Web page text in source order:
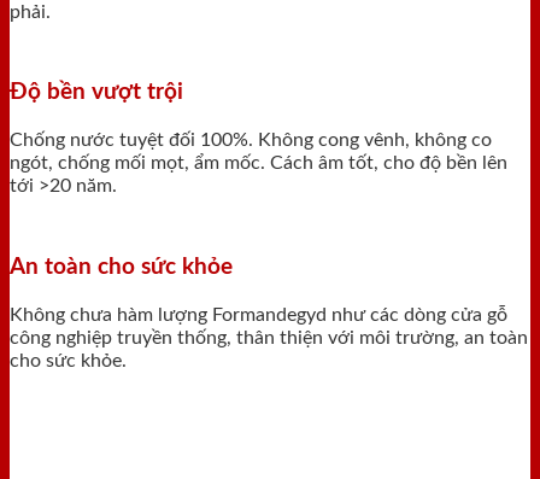
phải.
Độ bền vượt trội
Chống nước tuyệt đối 100%. Không cong vênh, không co
ngót, chống mối mọt, ẩm mốc. Cách âm tốt, cho độ bền lên
tới >20 năm.
An toàn cho sức khỏe
Không chưa hàm lượng Formandegyd như các dòng cửa gỗ
công nghiệp truyền thống, thân thiện với môi trường, an toàn
cho sức khỏe.